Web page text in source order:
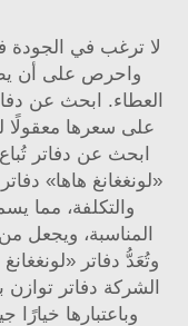
لا ترغب في الجودة
واحرص على أن
على سعرها معقولًا
ابحث عن دفاتر
«لونغغانغ هاها»
والتكلفة، مما
المناسبة، ويجعل
وتُعَدُّ دفاتر
الشركة دفاتر
وباعتبارها